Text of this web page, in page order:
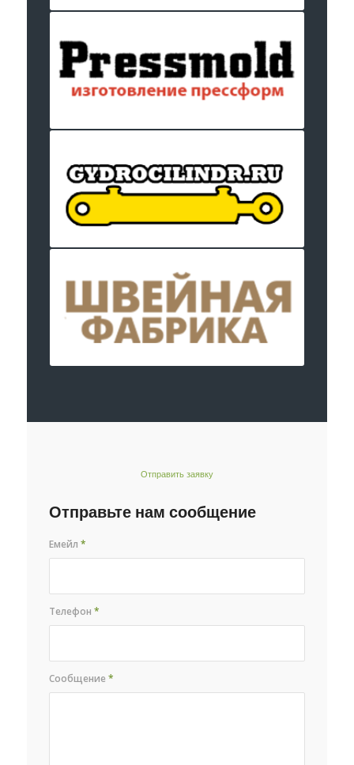
Отправить заявку
Отправьте нам сообщение
Емейл*
Телефон*
Сообщение*